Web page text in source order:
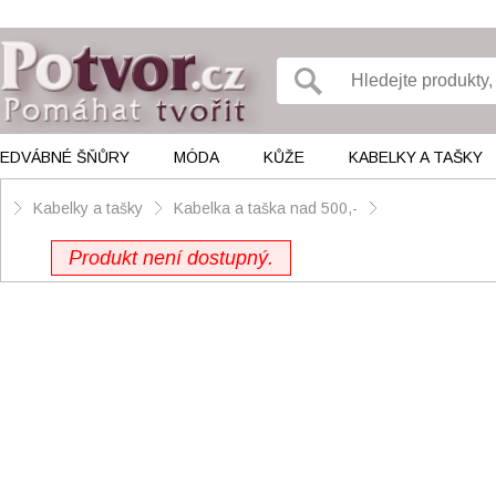
ŠŇŮRY MÓDA KŮŽE KABELKY A TAŠKY
Kabelky a tašky Kabelka a taška nad 500,-
Produkt není dostupný.